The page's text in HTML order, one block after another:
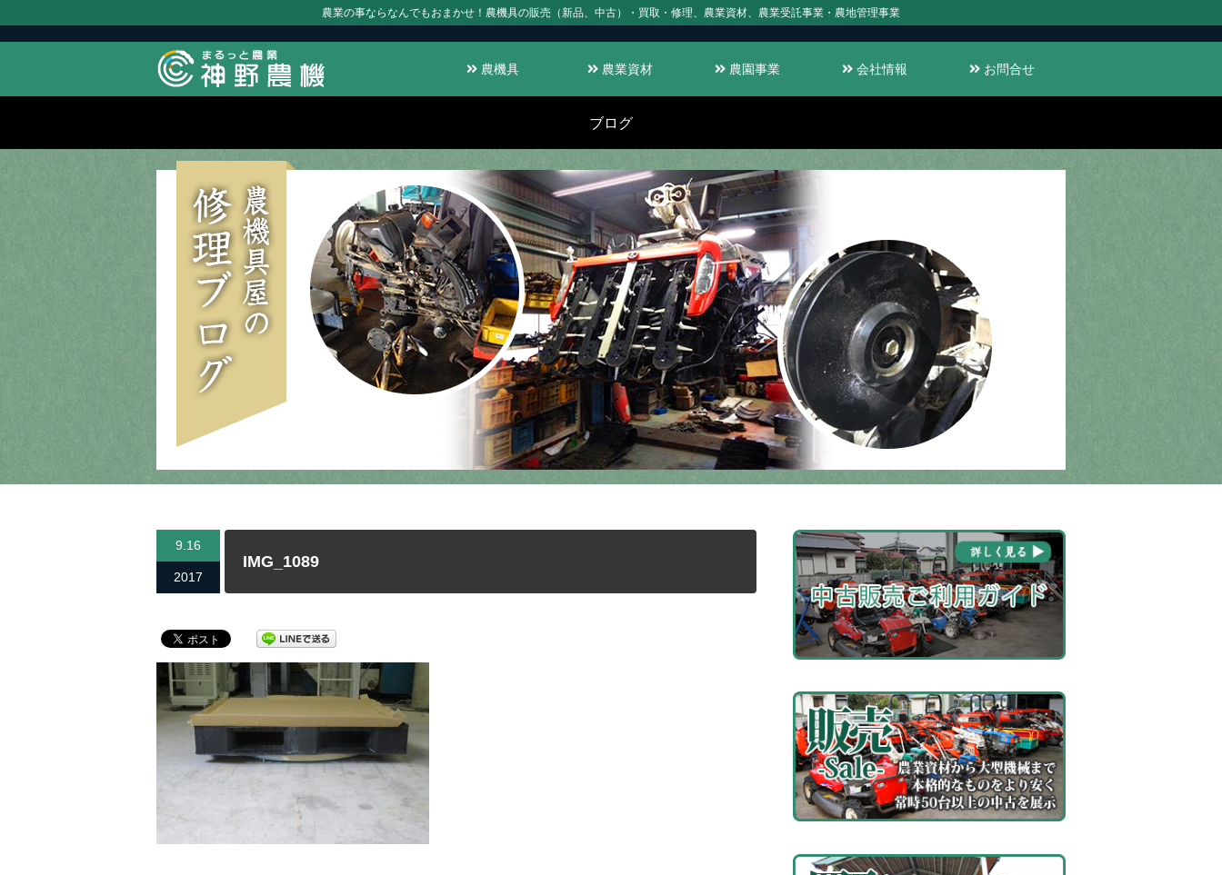
農業の事ならなんでもおまかせ！農機具の販売（新品、中古）・買取・修理、農業資材、農業受託事業・農地管理事業
農機具 農業資材 農園事業 会社情報 お問合せ
ブログ
9.16
2017
IMG_1089